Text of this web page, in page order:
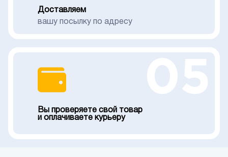
Доставляем
вашу посылку по адресу
Вы проверяете свой товар
и оплачиваете курьеру